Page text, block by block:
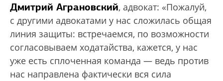
Дмитрий Аграновский, адвокат: «Пожалуй,
с другими адвокатами у нас сложилась общая
линия защиты: встречаемся, по возможности
согласовываем ходатайства, кажется, у нас
уже есть сплоченная команда — ведь против
нас направлена фактически вся сила